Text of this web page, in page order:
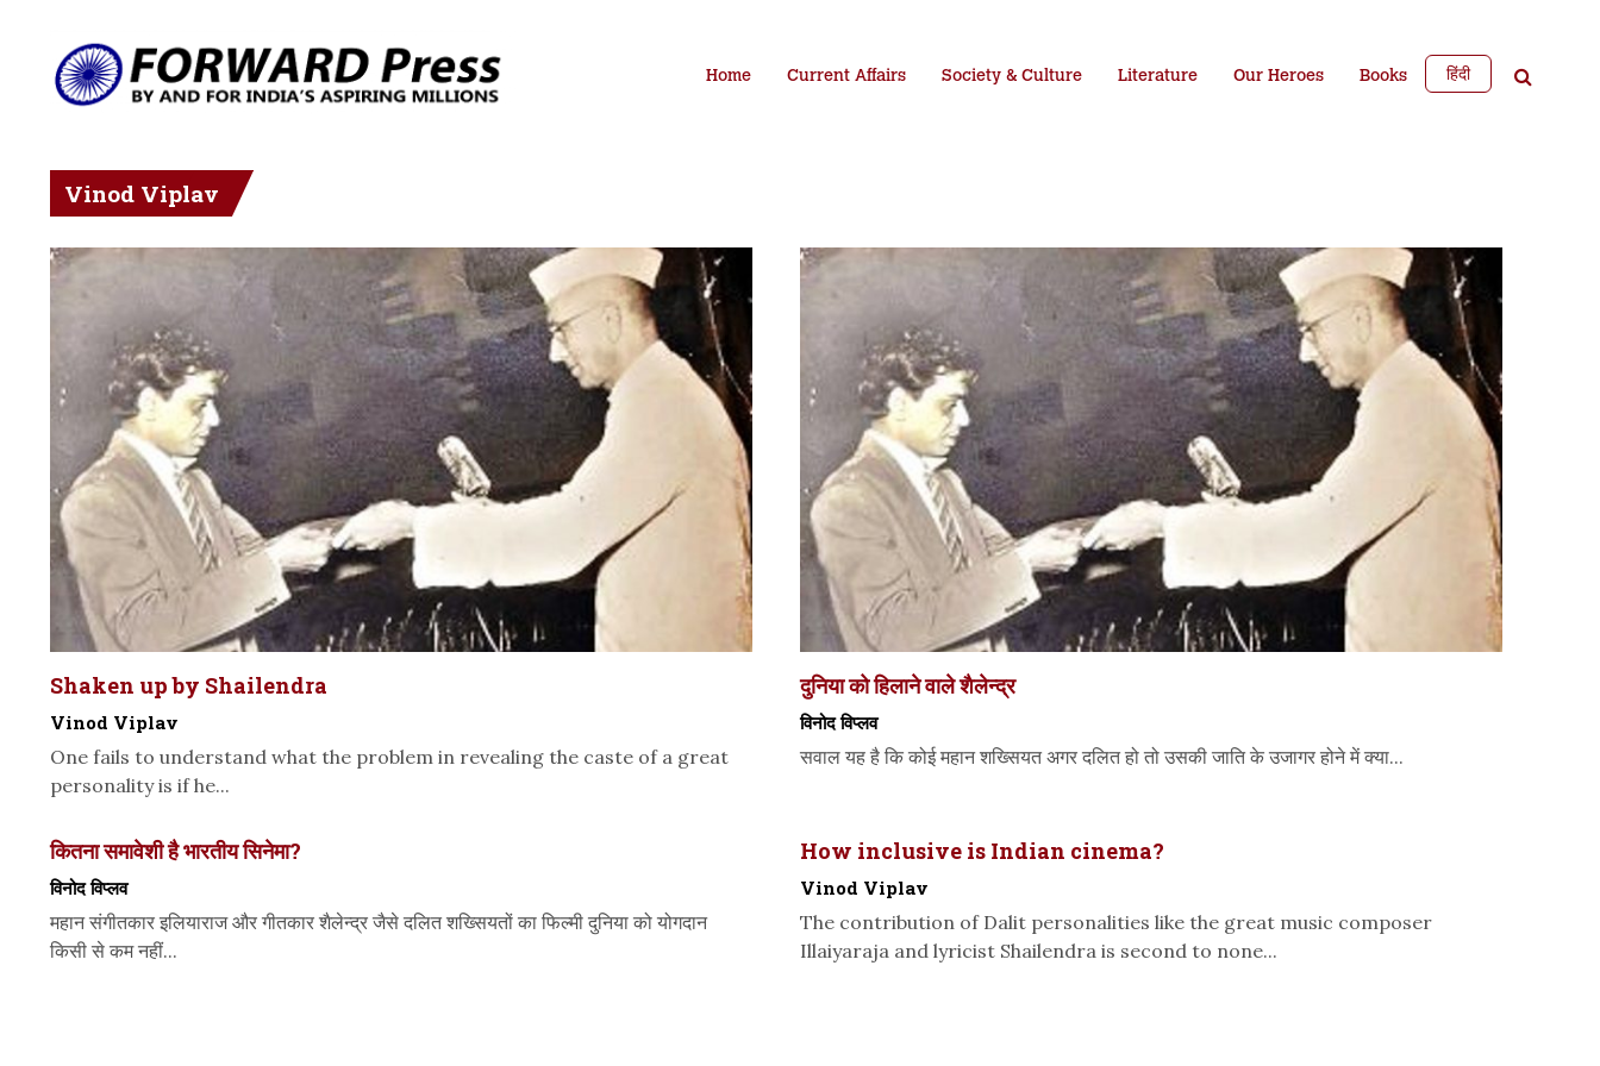
Home Current Affairs Society & Culture Literature Our Heroes Books हिंदी
Vinod Viplav
Shaken up by Shailendra
Vinod Viplav
One fails to understand what the problem in revealing the caste of a great
personality is if he...
दुनिया को हिलाने वाले शैलेन्द्र
विनोद विप्लव
सवाल यह है कि कोई महान शख्सियत अगर दलित हो तो उसकी जाति के उजागर होने में क्या...
कितना समावेशी है भारतीय सिनेमा?
विनोद विप्लव
महान संगीतकार इलियाराज और गीतकार शैलेन्द्र जैसे दलित शख्सियतों का फिल्मी दुनिया को योगदान
किसी से कम नहीं...
How inclusive is Indian cinema?
Vinod Viplav
The contribution of Dalit personalities like the great music composer
Illaiyaraja and lyricist Shailendra is second to none...